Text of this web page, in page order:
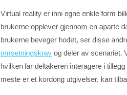
Virtual reality er inni egne enkle form
brukerne opplever gjennom en aparte
brukerne beveger hodet, ser disse
omsetningskrav og deler av scenariet.
hvilken lar deltakeren interagere i
meste er et kordong utgivelser, kan